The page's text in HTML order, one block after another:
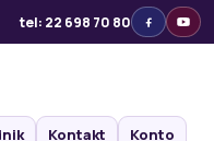
tel: 22 698 70 80
Kontakt Konto